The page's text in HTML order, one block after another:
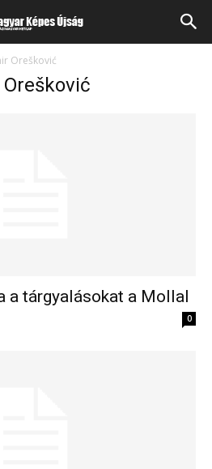
Orešković
a tárgyalásokat a Mollal
0